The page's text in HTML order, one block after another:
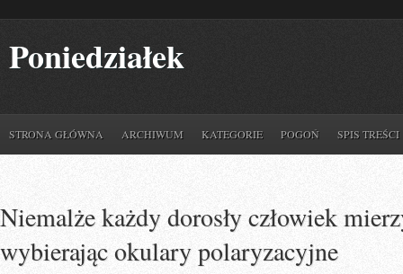
Poniedziałek
STRONA GŁÓWNA ARCHIWUM KATEGORIE POGOŃ SPIS TREŚCI
Niemalże każdy dorosły człowiek
wybierając okulary polaryzacyjne